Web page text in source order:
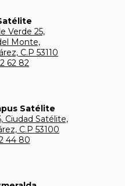
Verde 25,
Monte,
C.P 53110
62 82
Satélite
Ciudad Satélite,
C.P 53100
44 80